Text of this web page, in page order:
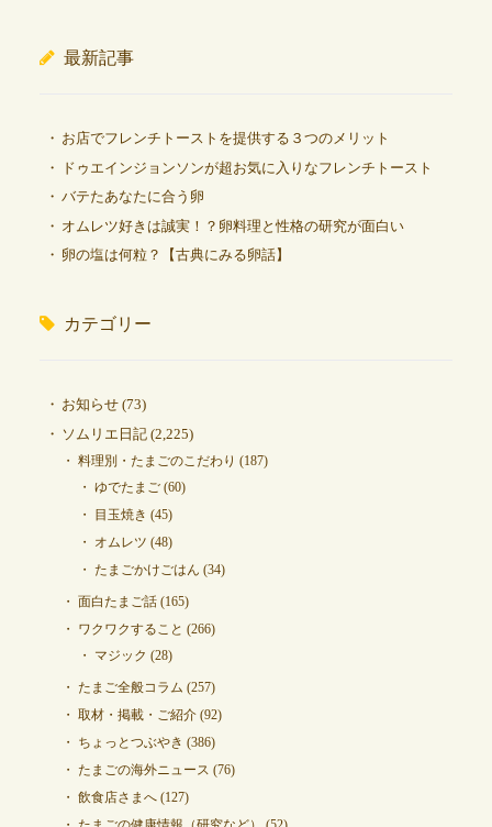
最新記事
お店でフレンチトーストを提供する３つのメリット
ドゥエインジョンソンが超お気に入りなフレンチトースト
バテたあなたに合う卵
オムレツ好きは誠実！？卵料理と性格の研究が面白い
卵の塩は何粒？【古典にみる卵話】
カテゴリー
お知らせ(73)
ソムリエ日記(2,225)
料理別・たまごのこだわり (187)
ゆでたまご(60)
目玉焼き (45)
オムレツ (48)
たまごかけごはん (34)
面白たまご話(165)
ワクワクすること (266)
マジック (28)
たまご全般コラム (257)
取材・掲載・ご紹介(92)
ちょっとつぶやき (386)
たまごの海外ニュース (76)
飲食店さまへ(127)